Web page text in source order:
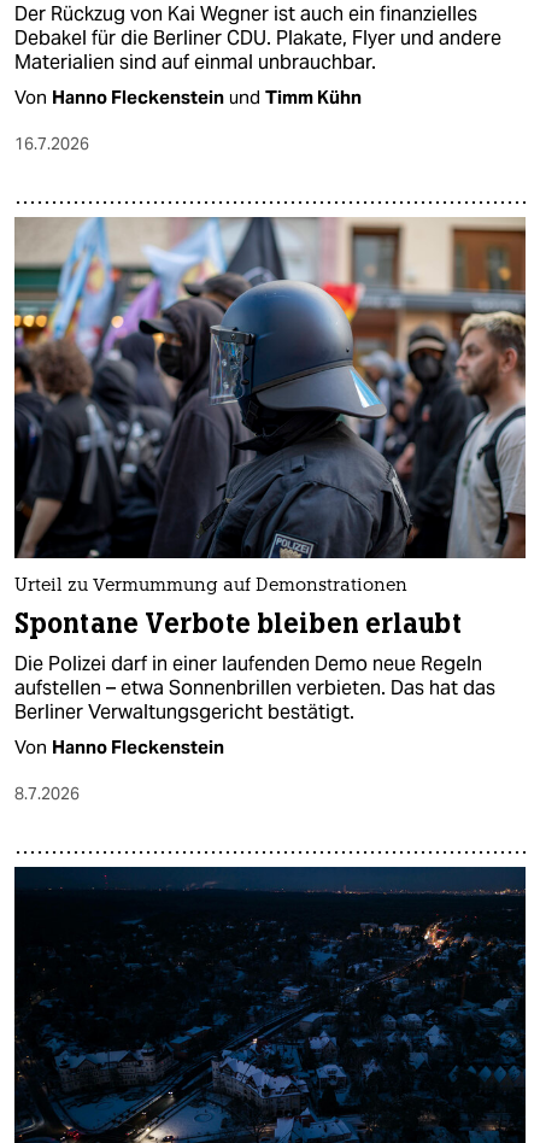
Der Rückzug von Kai Wegner ist auch ein finanzielles
Debakel für die Berliner CDU. Plakate, Flyer und andere
Materialien sind auf einmal unbrauchbar.
Von Hanno Fleckenstein und Timm Kühn
16.7.2026
Urteil zu Vermummung auf Demonstrationen
Spontane Verbote bleiben erlaubt
Die Polizei darf in einer laufenden Demo neue Regeln
aufstellen – etwa Sonnenbrillen verbieten. Das hat das
Berliner Verwaltungsgericht bestätigt.
Von Hanno Fleckenstein
8.7.2026